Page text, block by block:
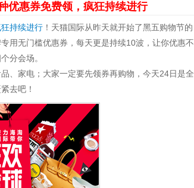
优惠券免费领，疯狂持续进行
持续进行 ！天猫国际从昨天就开始了黑五购物节的
用无门槛优惠券，每天更是持续10波，让你优惠不
分会场。
、家电；大家一定要先领券再购物，今天24日是全
去吧！
京东优惠券与京东返利红包！